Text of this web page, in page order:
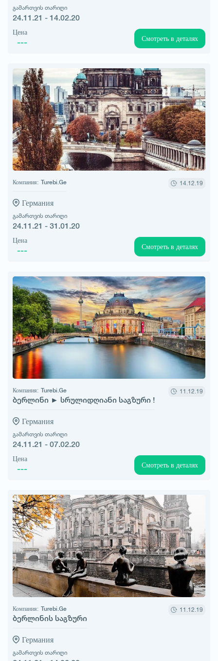
გამართვის თარიღი
24.11.21 - 14.02.20
Цена
--- Смотреть в деталях
Компания: Turebi.Ge 14.12.19
Германия
გამართვის თარიღი
24.11.21 - 31.01.20
Цена
--- Смотреть в деталях
Компания: Turebi.Ge
ბერლინი ► სრულიდღიანი საგზური !
11.12.19
Германия
გამართვის თარიღი
24.11.21 - 07.02.20
Цена
--- Смотреть в деталях
Компания: Turebi.Ge
ბერლინის საგზური
11.12.19
Германия
გამართვის თარიღი